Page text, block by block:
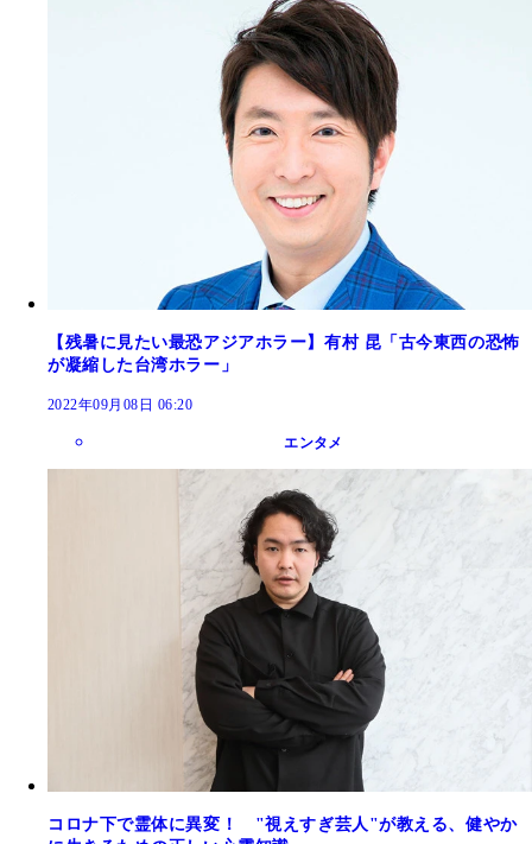
【残暑に見たい最恐アジアホラー】有村 昆「古今東西の恐怖
が凝縮した台湾ホラー」
2022年09月08日 06:20
エンタメ
コロナ下で霊体に異変！ "視えすぎ芸人"が教える、健やか